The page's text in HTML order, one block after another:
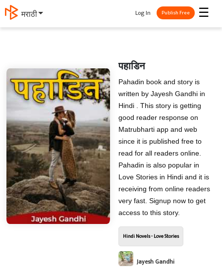
मराठी ☰
Log In Publish Free
पहाडिन
Pahadin book and story is
written by Jayesh Gandhi in
Hindi . This story is getting
good reader response on
Matrubharti app and web
since it is published free to
read for all readers online.
Pahadin is also popular in
Love Stories in Hindi and it is
receiving from online readers
very fast. Signup now to get
access to this story.
Hindi Novels - Love Stories
Jayesh Gandhi